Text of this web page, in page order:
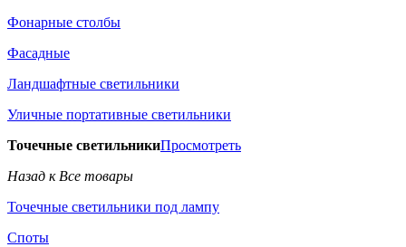
Фонарные столбы
Фасадные
Ландшафтные светильники
Уличные портативные светильники
Точечные светильникиПросмотреть
Назад к Все товары
Точечные светильники под лампу
Споты